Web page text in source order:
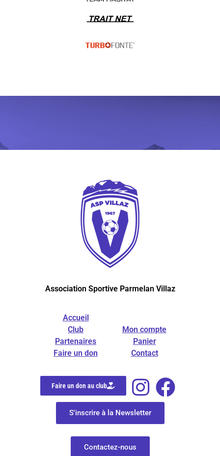
Association Sportive Parmelan Villaz
Accueil
Club
Partenaires
Faire un don
Mon compte
Panier
Contact
Faire un don au club
S'inscrire à la Newsletter
Contactez-nous